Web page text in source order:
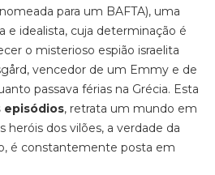
para um BAFTA), uma
e idealista, cuja determinação é
o misterioso espião israelita
vencedor de um Emmy e de
passava férias na Grécia. Esta
episódios, retrata um mundo em
heróis dos vilões, a verdade da
é constantemente posta em